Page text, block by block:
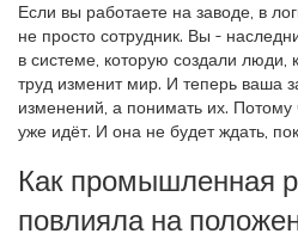
Если вы работаете на заводе, в
не просто сотрудник. Вы -
в системе, которую создали люди,
труд изменит мир. И теперь ваша
изменений, а понимать их.
уже идёт. И она не будет ждать,
Как промышленная
повлияла на